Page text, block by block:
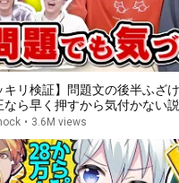
キリ検証】問題文の後半ふざ
なら早く押すから気付かない説
• 3.6M views